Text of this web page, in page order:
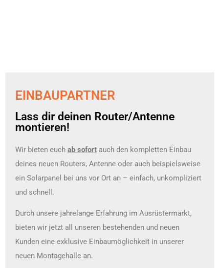
EINBAUPARTNER
Lass dir deinen Router/Antenne
montieren!
Wir bieten euch ab sofortauch den kompletten Einbau
deines neuen Routers, Antenne oder auch beispielsweise
ein Solarpanel bei uns vor Ort an – einfach, unkompliziert
und schnell.
Durch unsere jahrelange Erfahrung im Ausrüstermarkt,
bieten wir jetzt all unseren bestehenden und neuen
Kunden eine exklusive Einbaumöglichkeit in unserer
neuen Montagehalle an.